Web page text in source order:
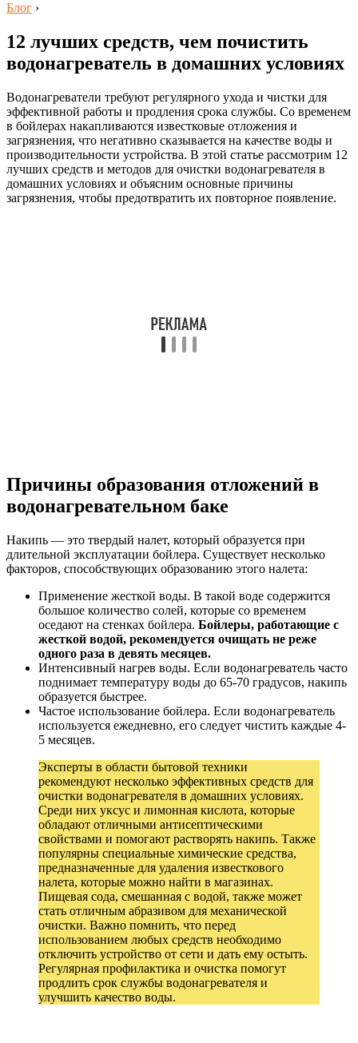
Блог ›
12 лучших средств, чем почистить
водонагреватель в домашних условиях
Водонагреватели требуют регулярного ухода и чистки для
эффективной работы и продления срока службы. Со временем
в бойлерах накапливаются известковые отложения и
загрязнения, что негативно сказывается на качестве воды и
производительности устройства. В этой статье рассмотрим 12
лучших средств и методов для очистки водонагревателя в
домашних условиях и объясним основные причины
загрязнения, чтобы предотвратить их повторное появление.
Причины образования отложений в
водонагревательном баке
Накипь — это твердый налет, который образуется при
длительной эксплуатации бойлера. Существует несколько
факторов, способствующих образованию этого налета:
Применение жесткой воды. В такой воде содержится
большое количество солей, которые со временем
оседают на стенках бойлера. Бойлеры, работающие с
жесткой водой, рекомендуется очищать не реже
одного раза в девять месяцев.
Интенсивный нагрев воды. Если водонагреватель часто
поднимает температуру воды до 65-70 градусов, накипь
образуется быстрее.
Частое использование бойлера. Если водонагреватель
используется ежедневно, его следует чистить каждые 4-
5 месяцев.
Эксперты в области бытовой техники
рекомендуют несколько эффективных средств для
очистки водонагревателя в домашних условиях.
Среди них уксус и лимонная кислота, которые
обладают отличными антисептическими
свойствами и помогают растворять накипь. Также
популярны специальные химические средства,
предназначенные для удаления известкового
налета, которые можно найти в магазинах.
Пищевая сода, смешанная с водой, также может
стать отличным абразивом для механической
очистки. Важно помнить, что перед
использованием любых средств необходимо
отключить устройство от сети и дать ему остыть.
Регулярная профилактика и очистка помогут
продлить срок службы водонагревателя и
улучшить качество воды.